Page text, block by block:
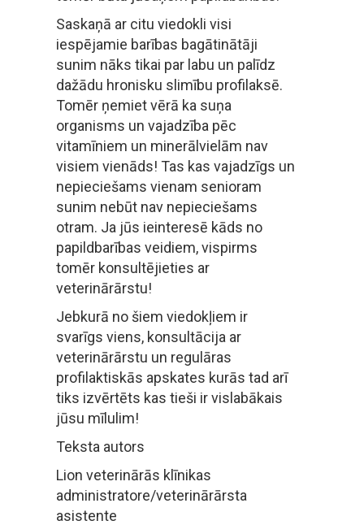
Saskaņā ar citu viedokli visi
iespējamie barības bagātinātāji
sunim nāks tikai par labu un palīdz
dažādu hronisku slimību profilaksē.
Tomēr ņemiet vērā ka suņa
organisms un vajadzība pēc
vitamīniem un minerālvielām nav
visiem vienāds! Tas kas vajadzīgs un
nepieciešams vienam senioram
sunim nebūt nav nepieciešams
otram. Ja jūs ieinteresē kāds no
papildbarības veidiem, vispirms
tomēr konsultējieties ar
veterinārārstu!
Jebkurā no šiem viedokļiem ir
svarīgs viens, konsultācija ar
veterinārārstu un regulāras
profilaktiskās apskates kurās tad arī
tiks izvērtēts kas tieši ir vislabākais
jūsu mīlulim!
Teksta autors
Lion veterinārās klīnikas
administratore/veterinārārsta
asistente